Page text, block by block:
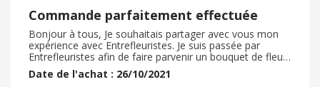
Commande parfaitement effectuée
Bonjour à tous, Je souhaitais partager avec vous mon
expérience avec Entrefleuristes. Je suis passée par
Entrefleuristes afin de faire parvenir un bouquet de fleurs
à une amie. Cet achat a été réalisé début octobre 2021.
Le choix était varié et les prix tout à fait corrects. Par
Date de l'achat : 26/10/2021